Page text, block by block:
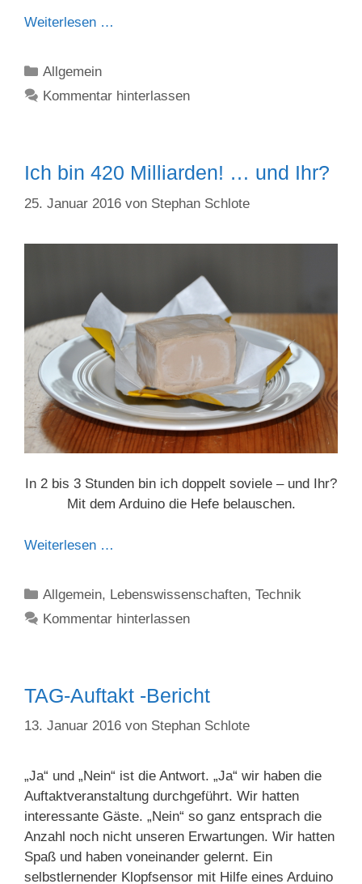
Weiterlesen …
Kategorien
Allgemein
Kommentar hinterlassen
Ich bin 420 Milliarden! … und Ihr?
25. Januar 2016 von Stephan Schlote
In 2 bis 3 Stunden bin ich doppelt soviele – und Ihr?
Mit dem Arduino die Hefe belauschen.
Weiterlesen …
Kategorien
Allgemein, Lebenswissenschaften,Technik
Kommentar hinterlassen
TAG-Auftakt -Bericht
13. Januar 2016 von Stephan Schlote
„Ja“ und „Nein“ ist die Antwort. „Ja“ wir haben die
Auftaktveranstaltung durchgeführt. Wir hatten
interessante Gäste. „Nein“ so ganz entsprach die
Anzahl noch nicht unseren Erwartungen. Wir hatten
Spaß und haben voneinander gelernt. Ein
selbstlernender Klopfsensor mit Hilfe eines Arduino